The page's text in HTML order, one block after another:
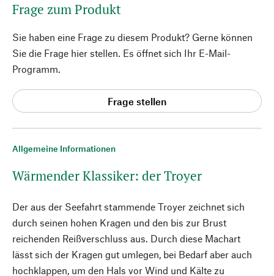
Allgemeine Informationen
Wärmender Klassiker: der Troyer
Der aus der Seefahrt stammende Troyer zeichnet sich
durch seinen hohen Kragen und den bis zur Brust
reichenden Reißverschluss aus. Durch diese Machart
lässt sich der Kragen gut umlegen, bei Bedarf aber auch
hochklappen, um den Hals vor Wind und Kälte zu
Frage zum Produkt
Sie haben eine Frage zu diesem Produkt? Gerne können
Sie die Frage hier stellen. Es öffnet sich Ihr E-Mail-
Programm.
Frage stellen